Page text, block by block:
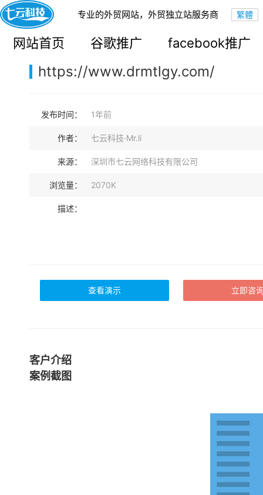
专业的外贸网站，外贸独立站服务商
网站首页 谷歌推广 facebook推广
您的当前位置： 网站首页>案例展示>B2C外贸独立站
https://www.drmtlgy.com/
发布时间： 1年前
作者： 七云科技·Mr.li
来源： 深圳市七云网络科技有限公司
浏览量： 2070K
描述：
查看演示 立即咨
客户介绍
案例截图